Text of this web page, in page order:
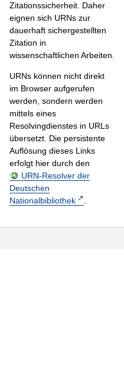
Zitationssicherheit. Daher
eignen sich URNs zur
dauerhaft sichergestellten
Zitation in
wissenschaftlichen Arbeiten.
URNs können nicht direkt
im Browser aufgerufen
werden, sondern werden
mittels eines
Resolvingdienstes in URLs
übersetzt. Die persistente
Auflösung dieses Links
erfolgt hier durch den
URN-Resolver der
Deutschen
Nationalbibliothek
.